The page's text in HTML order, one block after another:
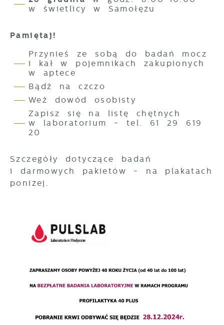
w świetlicy w Samołężu
Pamiętaj!
Przynieś ze sobą do badań mocz
i kał w pojemnikach zakupionych
w aptece
Bądź na czczo
Weź dowód osobisty
Zapisz się na listę chętnych
w laboratorium - tel. 61 29 619
20
Szczegóły dotyczące badań
i darmowych pakietów - na plakatach
poniżej.
internetowych pod względem ich
w formie zanonimizowanej. Wyrażenie
gwarantuje dostępność wszystkich
funkcjonalności.
prezentujemy Ci najciekawsze informacje i
aktualności na stronach naszych partnerów.
prezentowania Ci naszych komunikatów na
podstawie analizy Twoich upodobań oraz
Twoich zwyczajów dotyczących przeglądanej
witryny internetowej. Treści promocyjne
mogą pojawić się na stronach podmiotów
trzecich lub firm będących naszymi
partnerami oraz innych dostawców usług.
Firmy te działają w charakterze
pośredników prezentujących nasze treści w
postaci wiadomości, ofert, komunikatów
Więcej